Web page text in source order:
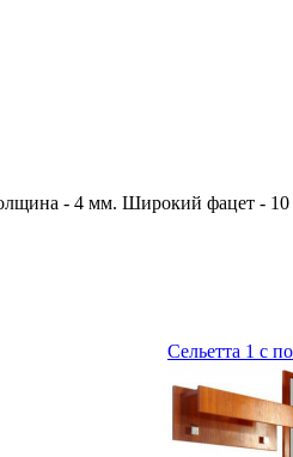
- 4 мм. Широкий фацет -
Сельетта 1 с